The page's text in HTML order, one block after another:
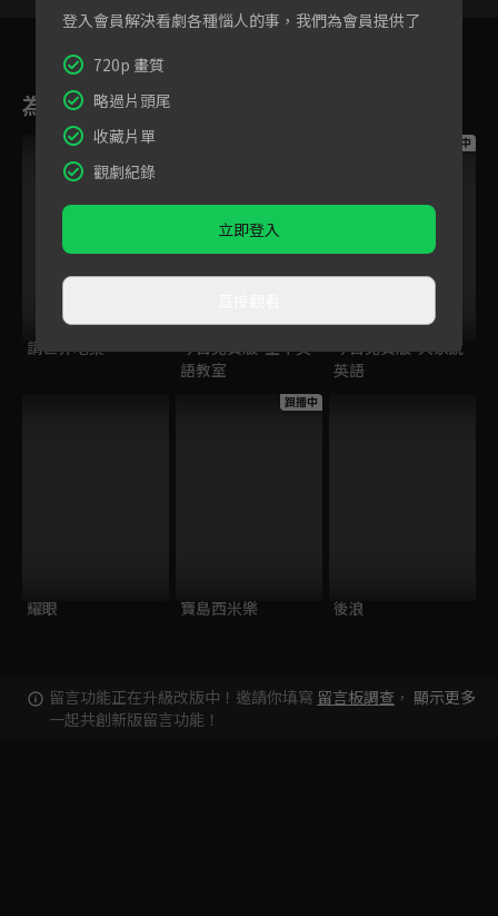
5 6 7 8 9
為您推薦
跟播中
請世界吃桌
今日免費版-空中英
語教室
跟播中
今日免費版-大家說
英語
耀眼
跟播中
寶島西米樂 後浪
留言功能正在升級改版中！邀請你填寫 留言板調查 ，
一起共創新版留言功能！
顯示更多
登入會員解決看劇各種惱人的事，我們為會員提供了
720p 畫質
略過片頭尾
收藏片單
觀劇紀錄
立即登入